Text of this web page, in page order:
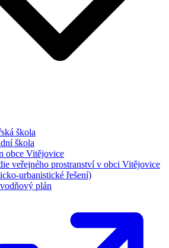
škola
škola
obce Vitějovice
veřejného prostranství v obci Vitějovice
urbanistické řešení)
plán